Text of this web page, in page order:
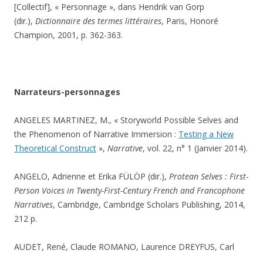
[Collectif], « Personnage », dans Hendrik van Gorp
(dir.), Dictionnaire des termes littéraires, Paris, Honoré
Champion, 2001, p. 362-363.
Narrateurs-personnages
ANGELES MARTINEZ, M., « Storyworld Possible Selves and
the Phenomenon of Narrative Immersion : Testing a New
Theoretical Construct », Narrative, vol. 22, n° 1 (Janvier 2014).
ANGELO, Adrienne et Erika FÜLÖP (dir.), Protean Selves : First-
Person Voices in Twenty-First-Century French and Francophone
Narratives, Cambridge, Cambridge Scholars Publishing, 2014,
212 p.
AUDET, René, Claude ROMANO, Laurence DREYFUS, Carl